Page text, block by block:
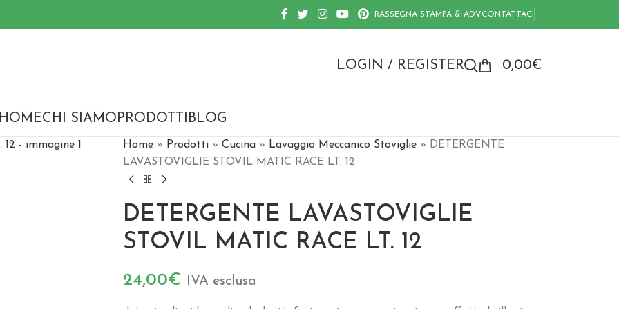
RASSEGNA STAMPA & ADVCONTATTACI
LOGIN / REGISTER 0,00€
HOMECHI SIAMOPRODOTTI BLOG
Home» Prodotti» Cucina» Lavaggio Meccanico Stoviglie» DETERGENTE
LAVASTOVIGLIE STOVIL MATIC RACE LT. 12
DETERGENTE LAVASTOVIGLIE
STOVIL MATIC RACE LT. 12
24,00€ IVA esclusa